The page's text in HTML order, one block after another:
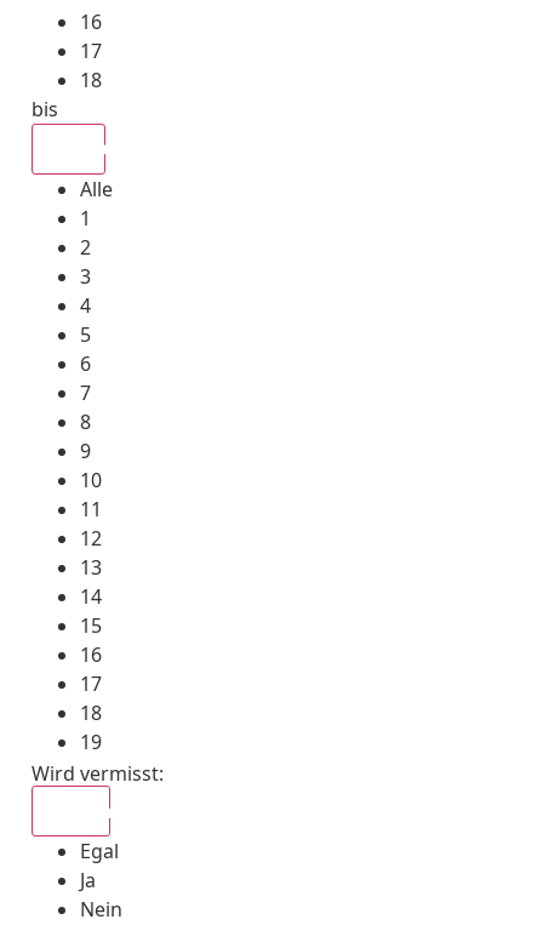
16
17
18
bis
Alle
1
2
3
4
5
6
7
8
9
10
11
12
13
14
15
16
17
18
19
Wird vermisst:
Egal
Ja
Nein